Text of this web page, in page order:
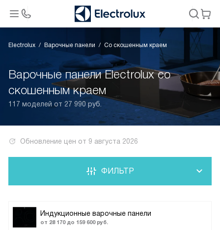
Electrolux Варочные панели Со скошенным краем
Варочные панели Electrolux cо
скошенным краем
117 моделей от 27 990 руб.
Обновление цен от 9 августа 2026
Индукционные варочные панели
от 28 170 до 159 600 руб.
ФИЛЬТР